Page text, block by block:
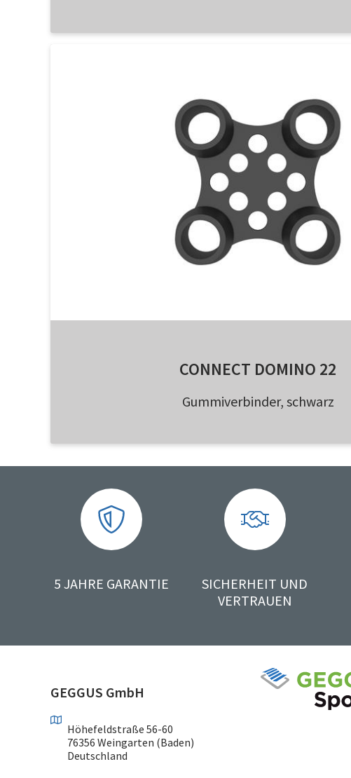
CONNECT DOMINO 22
Gummiverbinder, schwarz
5 JAHRE GARANTIE
SICHERHEIT UND
VERTRAUEN
GEGGUS GmbH
Höhefeldstraße 56-60
76356 Weingarten (Baden)
Deutschland